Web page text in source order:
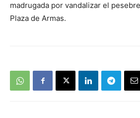
madrugada por vandalizar el
Plaza de Armas.